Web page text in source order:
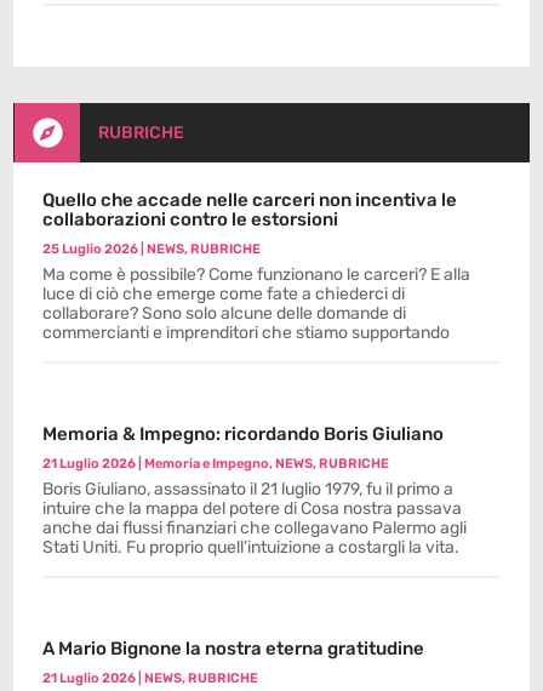
 RUBRICHE
Quello che accade nelle carceri non incentiva le
collaborazioni contro le estorsioni
25 Luglio 2026 |NEWS,RUBRICHE
Ma come è possibile? Come funzionano le carceri? E alla
luce di ciò che emerge come fate a chiederci di
collaborare? Sono solo alcune delle domande di
commercianti e imprenditori che stiamo supportando
Memoria & Impegno: ricordando Boris Giuliano
21 Luglio 2026 |Memoria e Impegno,NEWS,RUBRICHE
Boris Giuliano, assassinato il 21 luglio 1979, fu il primo a
intuire che la mappa del potere di Cosa nostra passava
anche dai flussi finanziari che collegavano Palermo agli
Stati Uniti. Fu proprio quell’intuizione a costargli la vita.
A Mario Bignone la nostra eterna gratitudine
21 Luglio 2026 |NEWS,RUBRICHE